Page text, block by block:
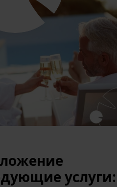
услуги: